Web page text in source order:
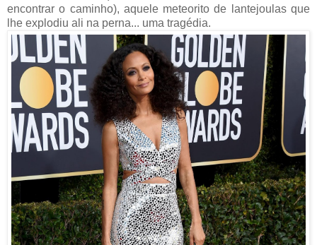
encontrar o caminho), aquele meteorito de lantejoulas que
lhe explodiu ali na perna... uma tragédia.